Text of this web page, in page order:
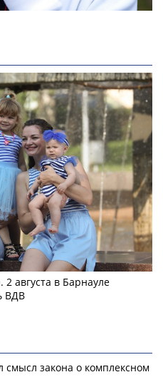
августа в Барнауле
ВДВ
смысл закона о комплексном